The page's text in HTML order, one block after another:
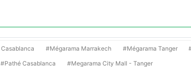
#Mégarama Marrakech #Mégarama Tanger
#Pathé Casablanca #Megarama City Mall - Tanger